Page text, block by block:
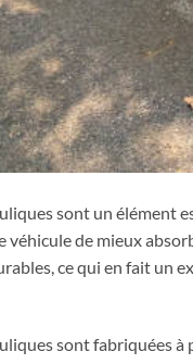
sont un élément
de mieux
ce qui en fait un
sont fabriquées